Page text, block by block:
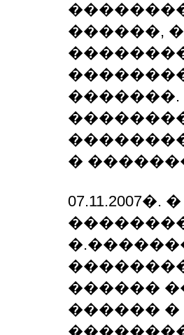
������,
�������.
�
������
������